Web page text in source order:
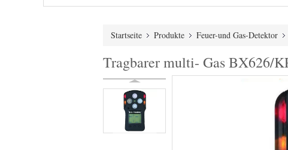
Startseite Produkte Feuer-und Gas-Detektor
Tragbarer multi- Gas BX626/